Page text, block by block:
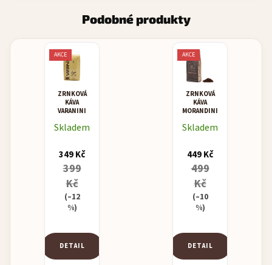
Podobné produkty
AKCE
ZRNKOVÁ
KÁVA
VARANINI
BLEND
Skladem
349 Kč
399
Kč
(–12
%)
DETAIL
AKCE
ZRNKOVÁ
KÁVA
MORANDINI
CREMA
Skladem
449 Kč
499
Kč
(–10
%)
DETAIL